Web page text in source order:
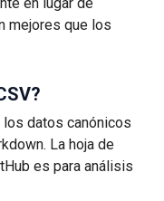
mejores que los
datos canónicos
La hoja de
es para análisis